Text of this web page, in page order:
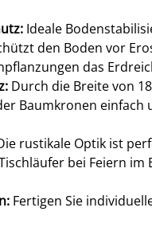
Ideale
den Boden vor
das
Durch die Breite von
Baumkronen einfach
rustikale Optik ist
bei Feiern im
Fertigen Sie